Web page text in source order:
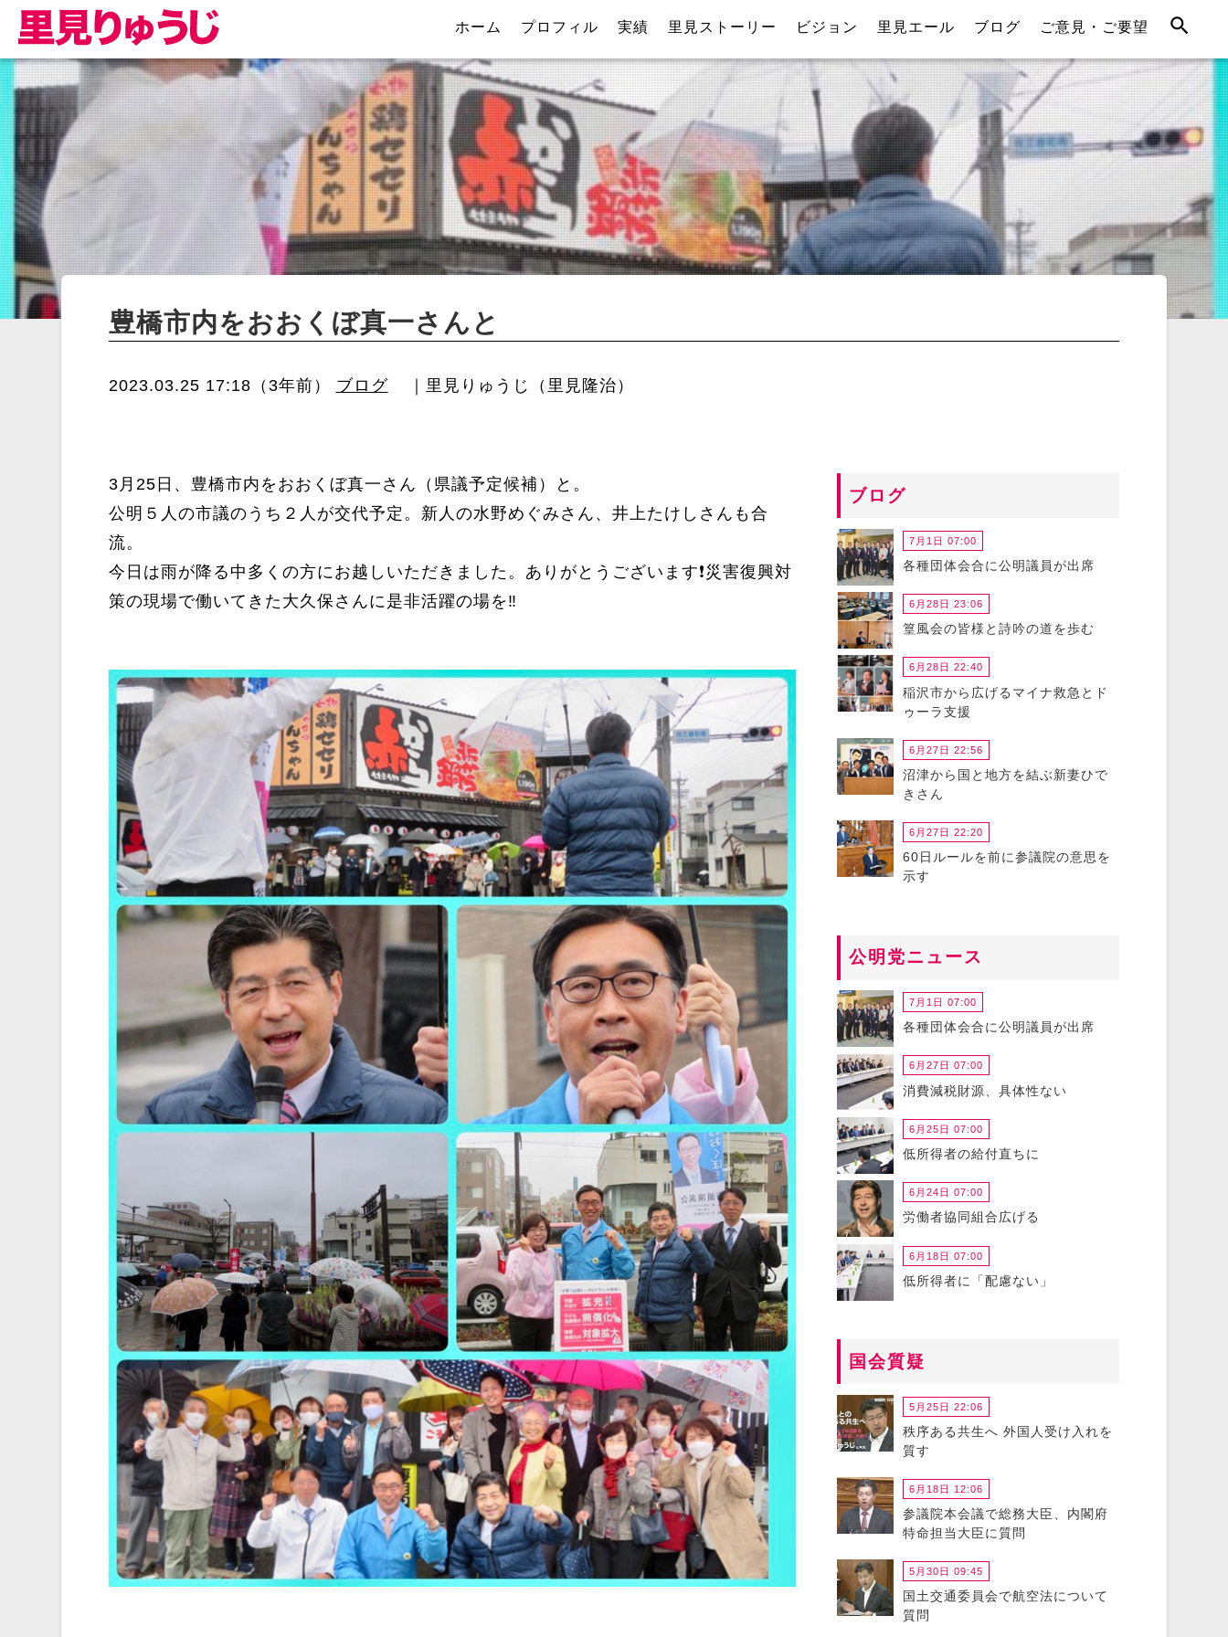
ホーム プロフィル 実績 里見ストーリー ビジョン 里見エール ブログ ご意見・ご要望
豊橋市内をおおくぼ真一さんと
2023.03.25 17:18（3年前） ブログ ｜里見りゅうじ（里見隆治）
3月25日、豊橋市内をおおくぼ真一さん（県議予定候補）と。
公明５人の市議のうち２人が交代予定。新人の水野めぐみさん、井上たけしさんも合
流。
今日は雨が降る中多くの方にお越しいただきました。ありがとうございます❗️災害復興対
策の現場で働いてきた大久保さんに是非活躍の場を‼️
ブログ
7月1日 07:00
各種団体会合に公明議員が出席
6月28日 23:06
篁風会の皆様と詩吟の道を歩む
6月28日 22:40
稲沢市から広げるマイナ救急とド
ゥーラ支援
6月27日 22:56
沼津から国と地方を結ぶ新妻ひで
きさん
6月27日 22:20
60日ルールを前に参議院の意思を
示す
公明党ニュース
7月1日 07:00
各種団体会合に公明議員が出席
6月27日 07:00
消費減税財源、具体性ない
6月25日 07:00
低所得者の給付直ちに
6月24日 07:00
労働者協同組合広げる
6月18日 07:00
低所得者に「配慮ない」
国会質疑
5月25日 22:06
秩序ある共生へ 外国人受け入れを
質す
6月18日 12:06
参議院本会議で総務大臣、内閣府
特命担当大臣に質問
5月30日 09:45
国土交通委員会で航空法について
質問